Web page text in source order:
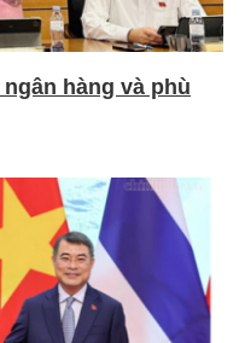
hàng và phù